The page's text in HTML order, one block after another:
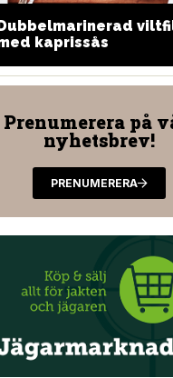
Dubbelmarinerad
kaprissås
Prenumerera på
nyhetsbrev!
PRENUMERERA